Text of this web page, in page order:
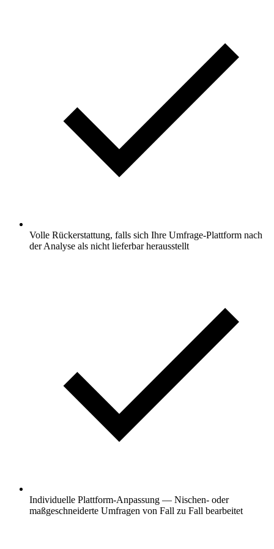
Volle Rückerstattung, falls sich Ihre Umfrage-Plattform nach
der Analyse als nicht lieferbar herausstellt
Individuelle Plattform-Anpassung — Nischen- oder
maßgeschneiderte Umfragen von Fall zu Fall bearbeitet